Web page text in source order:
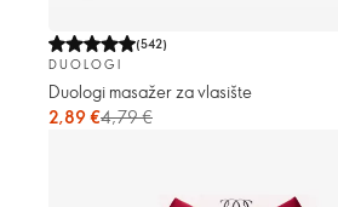
(542)
DUOLOGI
Duologi masažer za vlasište
2,89 €4,79 €